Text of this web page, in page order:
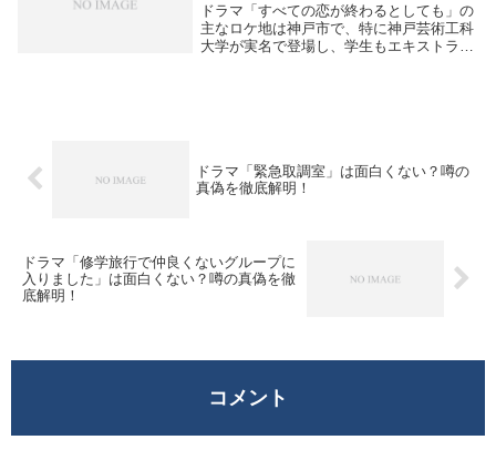
ドラマ「すべての恋が終わるとしても」の
主なロケ地は神戸市で、特に神戸芸術工科
大学が実名で登場し、学生もエキストラと
ドラマ「緊急取調室」は面白くない？噂の
真偽を徹底解明！
ドラマ「修学旅行で仲良くないグループに
入りました」は面白くない？噂の真偽を徹
底解明！
コメント